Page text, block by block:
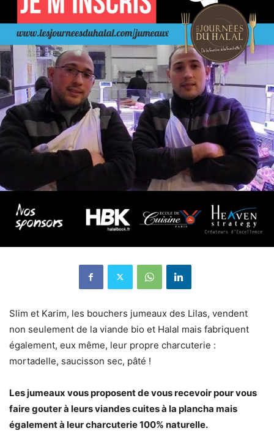
Slim et Karim, les bouchers jumeaux des Lilas, vendent
non seulement de la viande bio et Halal mais fabriquent
également, eux même, leur propre charcuterie :
mortadelle, saucisson sec, pâté !
Les jumeaux vous proposent de vous recevoir pour vous
faire gouter à leurs viandes cuites à la plancha mais
également à leur charcuterie 100% naturelle.